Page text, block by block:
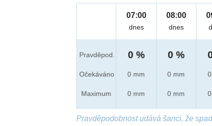
Pravděpod.
Očekáváno
Maximum
07:00
dnes
0 %
0 mm
0 mm
08:00
dnes
0 %
0 mm
0 mm
Pravděpodobnost udává šanci, že